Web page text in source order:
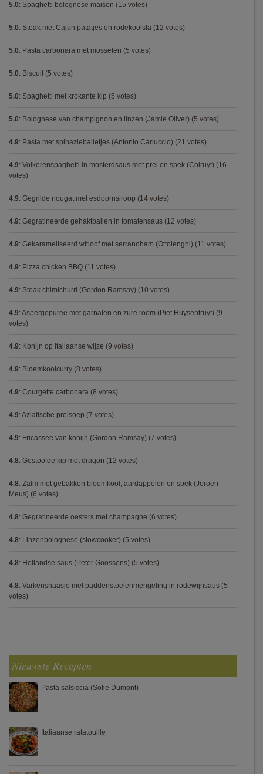
5.0: Spaghetti bolognese maison (15 votes)
5.0: Steak met Cajun patatjes en rodekoolsla (12 votes)
5.0: Pasta carbonara met mosselen (5 votes)
5.0: Biscuit (5 votes)
5.0: Spaghetti met krokante kip (5 votes)
5.0: Bolognese van champignon en linzen (Jamie Oliver) (5 votes)
4.9: Pasta met spinazieballetjes (Antonio Carluccio) (21 votes)
4.9: Volkorenspaghetti in mosterdsaus met prei en spek (Colruyt) (16
votes)
4.9: Gegrilde nougat met esdoornsiroop (14 votes)
4.9: Gegratineerde gehaktballen in tomatensaus (12 votes)
4.9: Gekarameliseerd witloof met serranoham (Ottolenghi) (11 votes)
4.9: Pizza chicken BBQ (11 votes)
4.9: Steak chimichurri (Gordon Ramsay) (10 votes)
4.9: Aspergepuree met garnalen en zure room (Piet Huysentruyt) (9
votes)
4.9: Konijn op Italiaanse wijze (9 votes)
4.9: Bloemkoolcurry (8 votes)
4.9: Courgette carbonara (8 votes)
4.9: Aziatische preisoep (7 votes)
4.9: Fricassee van konijn (Gordon Ramsay) (7 votes)
4.8: Gestoofde kip met dragon (12 votes)
4.8: Zalm met gebakken bloemkool, aardappelen en spek (Jeroen
Meus) (6 votes)
4.8: Gegratineerde oesters met champagne (6 votes)
4.8: Linzenbolognese (slowcooker) (5 votes)
4.8: Hollandse saus (Peter Goossens) (5 votes)
4.8: Varkenshaasje met paddenstoelenmengeling in rodewijnsaus (5
votes)
Nieuwste Recepten
Pasta salsiccia (Sofie Dumont)
Italiaanse ratatouille